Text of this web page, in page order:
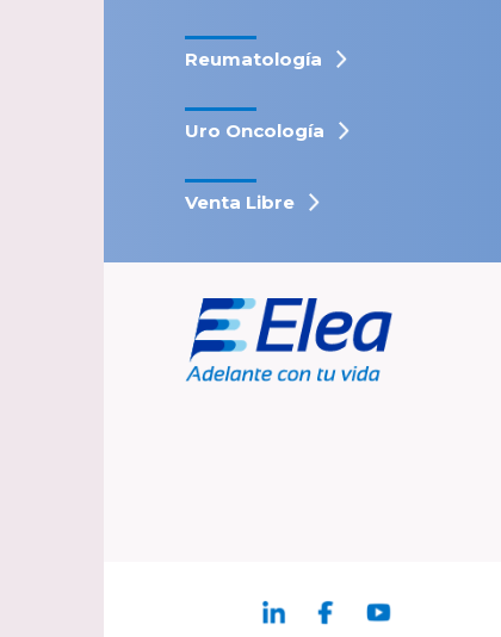
Reumatología
Uro Oncología
Venta Libre